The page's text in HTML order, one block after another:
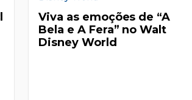
Viva as emoções de “A
Bela e A Fera” no Walt
Disney World